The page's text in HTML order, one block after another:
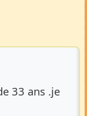
33 ans .je